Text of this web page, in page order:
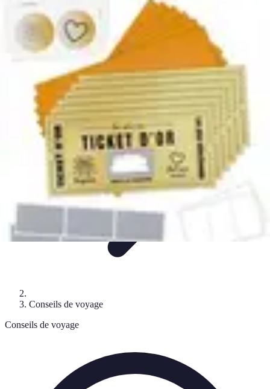
Voyage Inoubliable
Aventure
PlanificationDestinationsVoyage et Écologie
Voyage Inoubliable
Conseils de voyage
Conseils de voyage